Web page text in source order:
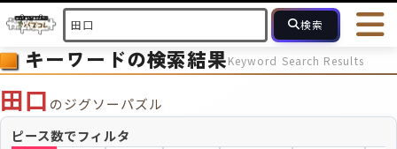
検索
HOME 会員登録
ログイン
最近投稿され
キーワードの検索結果Keyword Search Results
田口 のジグソーパズル
ピース数でフィルタ